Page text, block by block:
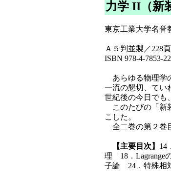
力学 II（新
東京工業大学名
Ａ５判並製／228
ISBN 978-4-7853-
あらゆる物理学
一流の懇切、てい
世紀後の今日でも
このたびの「新
こした。
全二巻の第２巻
【主要目次】 14
理 18．Lagrange
子論 24．特殊相